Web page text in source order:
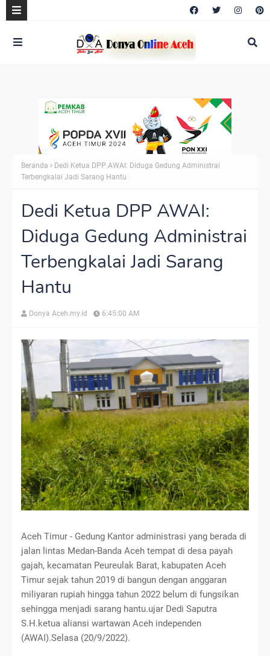
Beranda
Dedi Ketua DPP AWAI: Diduga Gedung Administrai
Terbengkalai Jadi Sarang Hantu
Dedi Ketua DPP AWAI:
Diduga Gedung Administrai
Terbengkalai Jadi Sarang
Hantu
Donya Aceh.my.id 6:45:00 AM
Aceh Timur - Gedung Kantor administrasi yang berada di
jalan lintas Medan-Banda Aceh tempat di desa payah
gajah, kecamatan Peureulak Barat, kabupaten Aceh
Timur sejak tahun 2019 di bangun dengan anggaran
miliyaran rupiah hingga tahun 2022 belum di fungsikan
sehingga menjadi sarang hantu.ujar Dedi Saputra
S.H.ketua aliansi wartawan Aceh independen
(AWAI).Selasa (20/9/2022).